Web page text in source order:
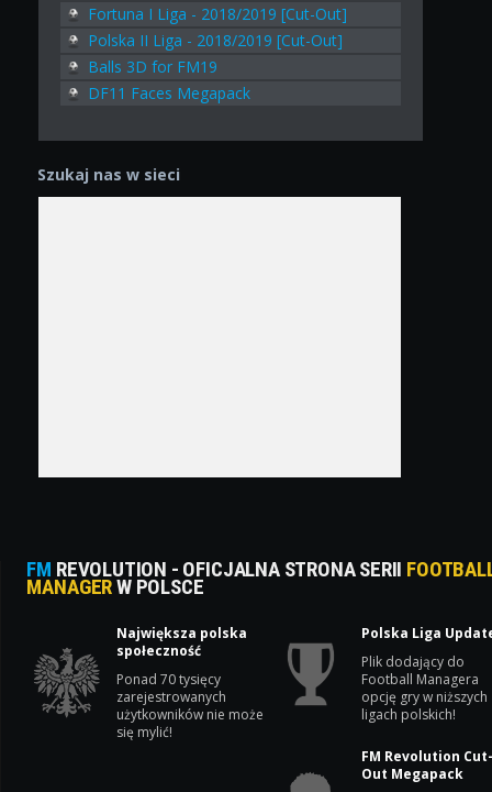
Fortuna I Liga - 2018/2019 [Cut-Out]
Polska II Liga - 2018/2019 [Cut-Out]
Balls 3D for FM19
DF11 Faces Megapack
Szukaj nas w sieci
FM REVOLUTION - OFICJALNA STRONA SERII
MANAGERW POLSCE
Największa polska
społeczność
Ponad 70 tysięcy
zarejestrowanych
użytkowników nie może
się mylić!
Polska Liga
Plik dodający do
Football Managera
opcję gry w niższych
ligach polskich!
FM Revolution
Out Megapack